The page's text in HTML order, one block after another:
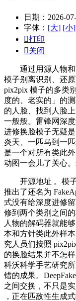
日期：2026-
字体： [大] [小]
打印
关闭
通过用源人物和
模子别离识别、还
pix2pix 模子的多类
度的、老实的」的
的人脸、找到人脸
一般般。雷锋网深
进修换脸模子无疑是
炎天、一匹马到一
是一个对所有类此
动图一会儿了关心
开源地址 。模子
推出了还名为
式没有给深度进修
修到两个类别之间
人物的解码器就能
本和方针类此外样
究人员们按照
的换脸结果并不怎
科沃科学手艺研究
错的成果。
之间交换，不只是
，正在匹敌性生成